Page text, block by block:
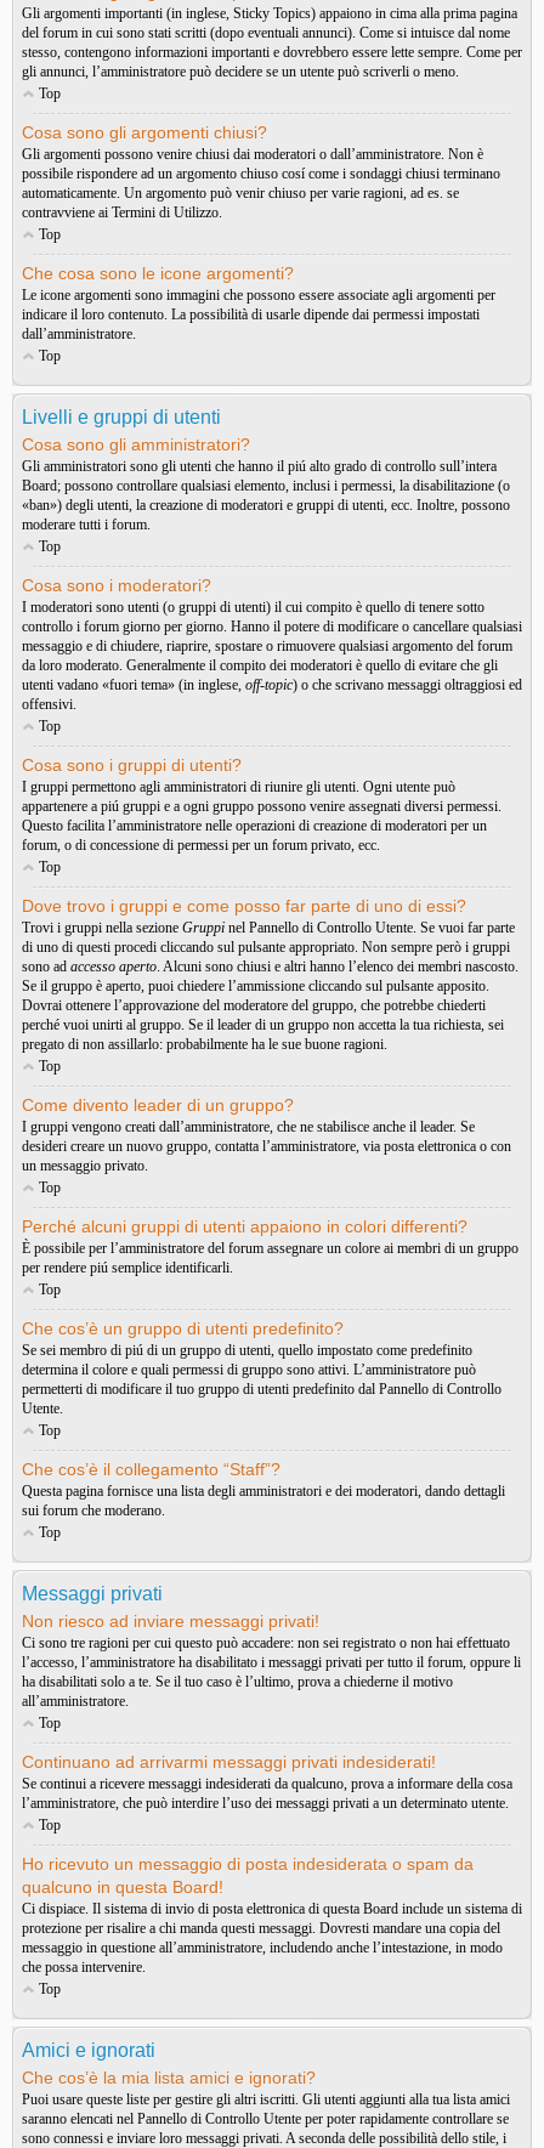
Gli argomenti importanti (in inglese, Sticky Topics) appaiono in cima alla prima pagina
del forum in cui sono stati scritti (dopo eventuali annunci). Come si intuisce dal nome
stesso, contengono informazioni importanti e dovrebbero essere lette sempre. Come per
gli annunci, l’amministratore può decidere se un utente può scriverli o meno.
Top
Cosa sono gli argomenti chiusi?
Gli argomenti possono venire chiusi dai moderatori o dall’amministratore. Non è
possibile rispondere ad un argomento chiuso cosí come i sondaggi chiusi terminano
automaticamente. Un argomento può venir chiuso per varie ragioni, ad es. se
contravviene ai Termini di Utilizzo.
Top
Che cosa sono le icone argomenti?
Le icone argomenti sono immagini che possono essere associate agli argomenti per
indicare il loro contenuto. La possibilità di usarle dipende dai permessi impostati
dall’amministratore.
Top
Livelli e gruppi di utenti
Cosa sono gli amministratori?
Gli amministratori sono gli utenti che hanno il piú alto grado di controllo sull’intera
Board; possono controllare qualsiasi elemento, inclusi i permessi, la disabilitazione (o
«ban») degli utenti, la creazione di moderatori e gruppi di utenti, ecc. Inoltre, possono
moderare tutti i forum.
Top
Cosa sono i moderatori?
I moderatori sono utenti (o gruppi di utenti) il cui compito è quello di tenere sotto
controllo i forum giorno per giorno. Hanno il potere di modificare o cancellare qualsiasi
messaggio e di chiudere, riaprire, spostare o rimuovere qualsiasi argomento del forum
da loro moderato. Generalmente il compito dei moderatori è quello di evitare che gli
utenti vadano «fuori tema» (in inglese, off-topic) o che scrivano messaggi oltraggiosi ed
offensivi.
Top
Cosa sono i gruppi di utenti?
I gruppi permettono agli amministratori di riunire gli utenti. Ogni utente può
appartenere a piú gruppi e a ogni gruppo possono venire assegnati diversi permessi.
Questo facilita l’amministratore nelle operazioni di creazione di moderatori per un
forum, o di concessione di permessi per un forum privato, ecc.
Top
Dove trovo i gruppi e come posso far parte di uno di essi?
Trovi i gruppi nella sezione Gruppi nel Pannello di Controllo Utente. Se vuoi far parte
di uno di questi procedi cliccando sul pulsante appropriato. Non sempre però i gruppi
sono ad accesso aperto. Alcuni sono chiusi e altri hanno l’elenco dei membri nascosto.
Se il gruppo è aperto, puoi chiedere l’ammissione cliccando sul pulsante apposito.
Dovrai ottenere l’approvazione del moderatore del gruppo, che potrebbe chiederti
perché vuoi unirti al gruppo. Se il leader di un gruppo non accetta la tua richiesta, sei
pregato di non assillarlo: probabilmente ha le sue buone ragioni.
Top
Come divento leader di un gruppo?
I gruppi vengono creati dall’amministratore, che ne stabilisce anche il leader. Se
desideri creare un nuovo gruppo, contatta l’amministratore, via posta elettronica o con
un messaggio privato.
Top
Perché alcuni gruppi di utenti appaiono in colori differenti?
È possibile per l’amministratore del forum assegnare un colore ai membri di un gruppo
per rendere piú semplice identificarli.
Top
Che cos’è un gruppo di utenti predefinito?
Se sei membro di piú di un gruppo di utenti, quello impostato come predefinito
determina il colore e quali permessi di gruppo sono attivi. L’amministratore può
permetterti di modificare il tuo gruppo di utenti predefinito dal Pannello di Controllo
Utente.
Top
Che cos’è il collegamento “Staff”?
Questa pagina fornisce una lista degli amministratori e dei moderatori, dando dettagli
sui forum che moderano.
Top
Messaggi privati
Non riesco ad inviare messaggi privati!
Ci sono tre ragioni per cui questo può accadere: non sei registrato o non hai effettuato
l’accesso, l’amministratore ha disabilitato i messaggi privati per tutto il forum, oppure li
ha disabilitati solo a te. Se il tuo caso è l’ultimo, prova a chiederne il motivo
all’amministratore.
Top
Continuano ad arrivarmi messaggi privati indesiderati!
Se continui a ricevere messaggi indesiderati da qualcuno, prova a informare della cosa
l’amministratore, che può interdire l’uso dei messaggi privati a un determinato utente.
Top
Ho ricevuto un messaggio di posta indesiderata o spam da
qualcuno in questa Board!
Ci dispiace. Il sistema di invio di posta elettronica di questa Board include un sistema di
protezione per risalire a chi manda questi messaggi. Dovresti mandare una copia del
messaggio in questione all’amministratore, includendo anche l’intestazione, in modo
che possa intervenire.
Top
Amici e ignorati
Che cos’è la mia lista amici e ignorati?
Puoi usare queste liste per gestire gli altri iscritti. Gli utenti aggiunti alla tua lista amici
saranno elencati nel Pannello di Controllo Utente per poter rapidamente controllare se
sono connessi e inviare loro messaggi privati. A seconda delle possibilità dello stile, i